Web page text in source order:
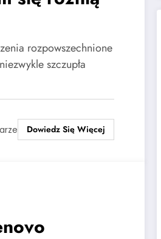
rozpowszechnione
szczupła
Dowiedz Się Więcej